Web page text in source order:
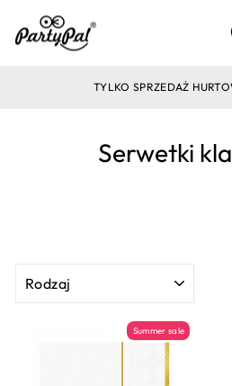
zawartość
TYLKO SPRZEDAŻ
Serwetki
RODZAJ
Summer sale